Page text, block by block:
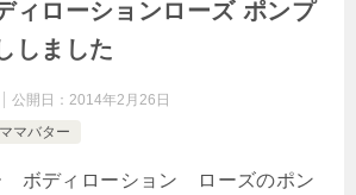
ィローションローズ ポンプ
しました
公開日： 2014年2月26日
ママバター
ボディローション ローズのポン